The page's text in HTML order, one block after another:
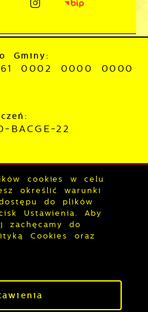
Gminy:
0002 0000 0000
BACGE-22
RSS
dostępności
Sygnalista
by wronki.pl
by2ClickPortal®
cookies w celu
określić warunki
do plików
Ustawienia. Aby
zachęcamy do
Cookies oraz